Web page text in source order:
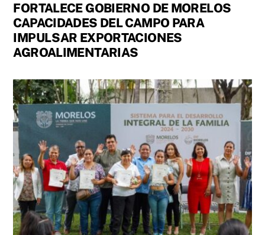
FORTALECE GOBIERNO DE MORELOS
CAPACIDADES DEL CAMPO PARA
IMPULSAR EXPORTACIONES
AGROALIMENTARIAS